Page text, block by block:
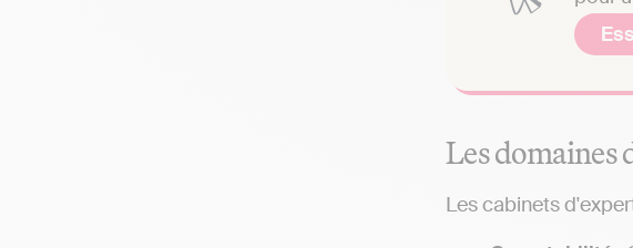
Les domaines
Les cabinets